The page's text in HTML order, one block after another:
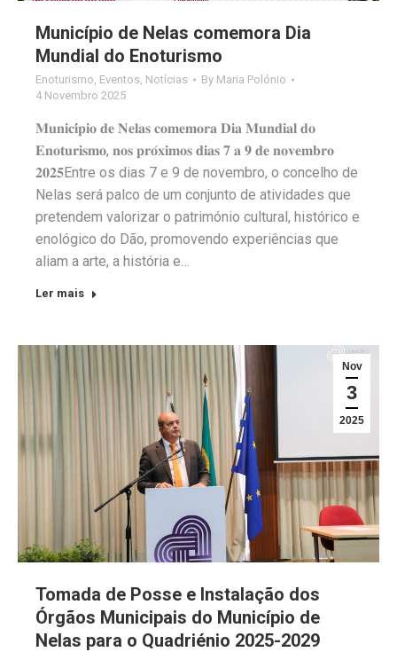
Município de Nelas comemora Dia
Mundial do Enoturismo
Enoturismo, Eventos, Notícias By Maria Polónio
4 Novembro 2025
𝐌𝐮𝐧𝐢𝐜𝐢́𝐩𝐢𝐨 𝐝𝐞 𝐍𝐞𝐥𝐚𝐬 𝐜𝐨𝐦𝐞𝐦𝐨𝐫𝐚 𝐃𝐢𝐚 𝐌𝐮𝐧𝐝𝐢𝐚𝐥 𝐝𝐨
𝐄𝐧𝐨𝐭𝐮𝐫𝐢𝐬𝐦𝐨, 𝐧𝐨𝐬 𝐩𝐫𝐨́𝐱𝐢𝐦𝐨𝐬 𝐝𝐢𝐚𝐬 𝟕 𝐚 𝟗 𝐝𝐞 𝐧𝐨𝐯𝐞𝐦𝐛𝐫𝐨
𝟐𝟎𝟐𝟓Entre os dias 7 e 9 de novembro, o concelho de
Nelas será palco de um conjunto de atividades que
pretendem valorizar o património cultural, histórico e
enológico do Dão, promovendo experiências que
aliam a arte, a história e…
Ler mais
Nov
3
2025
Tomada de Posse e Instalação dos
Órgãos Municipais do Município de
Nelas para o Quadriénio 2025-2029